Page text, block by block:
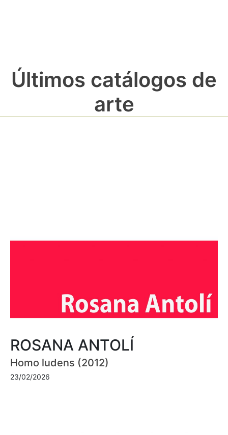
Últimos catálogos de
arte
ROSANA ANTOLÍ
Homo ludens (2012)
23/02/2026